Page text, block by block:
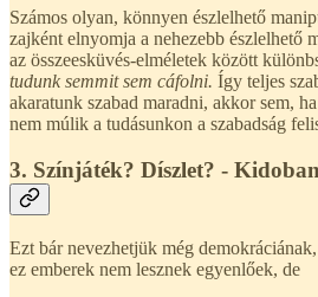
Számos olyan, könnyen észlelhető
zajként elnyomja a nehezebb észlelhető
az összeesküvés-elméletek között
tudunk semmit sem cáfolni. Így teljes
akaratunk szabad maradni, akkor sem,
nem múlik a tudásunkon a szabadság
3. Színjáték? Díszlet? -
Ezt bár nevezhetjük még
ez emberek nem lesznek egyenlőek, de